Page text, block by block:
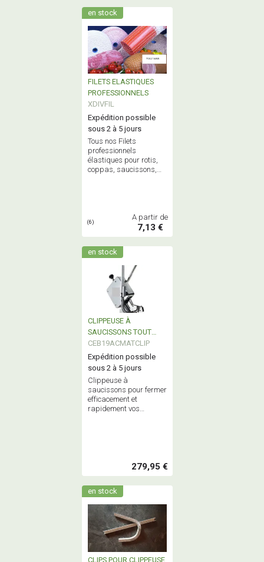
en stock
FILETS ELASTIQUES
PROFESSIONNELS
XDIVFIL
Expédition possible
sous 2 à 5 jours
Tous nos Filets
professionnels
élastiques pour rotis,
coppas, saucissons,
(6)
A partir de
7,13 €
en stock
CLIPPEUSE À
SAUCISSONS TOUT
INOX
CEB19ACMATCLIP
Expédition possible
sous 2 à 5 jours
Clippeuse à
saucissons pour fermer
efficacement et
rapidement vos
279,95 €
en stock
CLIPS POUR CLIPPEUSE